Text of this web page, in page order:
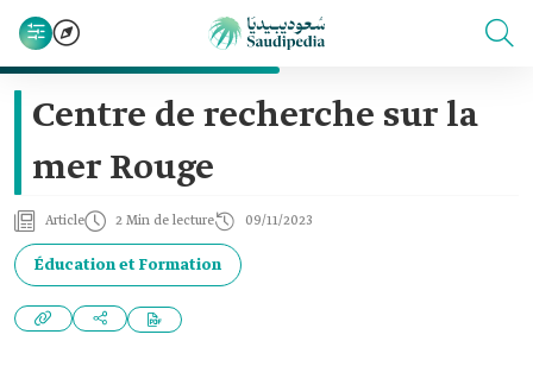
Centre de recherche sur la
mer Rouge
Article 2 Min de lecture 09/11/2023
Éducation et Formation